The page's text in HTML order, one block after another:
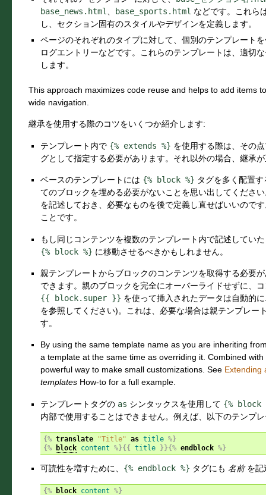
base_news.html、 base_sports.html などです。これら
し、セクション固有のスタイルやデザインを定義します。
ページのそれぞれのタイプに対して、個別のテンプレート
ログエントリーなどです。これらのテンプレートは、適切
します。
This approach maximizes code reuse and helps to add items
wide navigation.
継承を使用する際のコツをいくつか紹介します:
テンプレート内で {% extends %} を使用する際は、その
グとして指定する必要があります。それ以外の場合、継承
ベースのテンプレートには {% block %} タグを多く配置
てのブロックを埋める必要がないことを思い出してくださ
を記述しておき、必要なものを後で定義し直せばいいので
ことです。
もし同じコンテンツを複数のテンプレート内で記述してい
{%
block %} に移動させるべきかもしれません。
親テンプレートからブロックのコンテンツを取得する必要
できます。親のブロックを完全にオーバーライドせずに、
{{
block.super }} を使って挿入されたデータは自動的
を参照してください)。これは、必要な場合は親テンプレー
す。
By using the same template name as you are inheriting
a template at the same time as overriding it. Combined with
powerful way to make small customizations. See Extending
templates How-to for a full example.
テンプレートタグの as シンタックスを使用して {%
block
内部で使用することはできません。例えば、以下のテンプ
{% translate "Title" as title %}
{%
block content %}{{ title }}{% endblock %}
可読性を増すために、 {% endblock %} タグにも 名前を記
{% block content %}